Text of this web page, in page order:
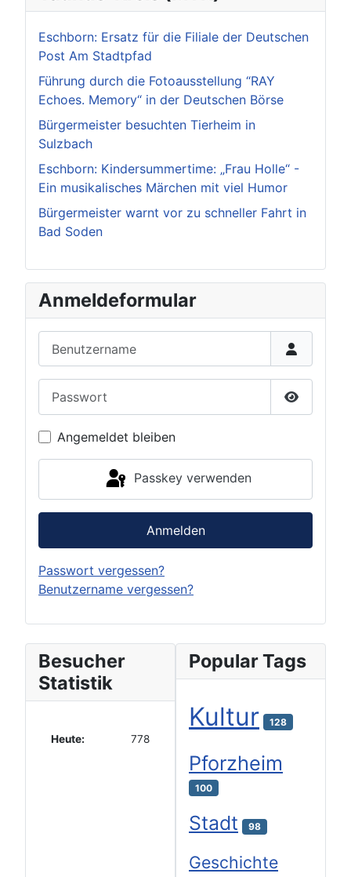
Eschborn: Ersatz für die Filiale der Deutschen
Post Am Stadtpfad
Führung durch die Fotoausstellung “RAY
Echoes. Memory“ in der Deutschen Börse
Bürgermeister besuchten Tierheim in
Sulzbach
Eschborn: Kindersummertime: „Frau Holle“ -
Ein musikalisches Märchen mit viel Humor
Bürgermeister warnt vor zu schneller Fahrt in
Bad Soden
Anmeldeformular
Passwort
Angemeldet bleiben
Passkey verwenden
Anmelden
Passwort vergessen?
Benutzername vergessen?
Besucher
Statistik
Heute: 778
Popular Tags
Kultur 128
Pforzheim
100
Stadt 98
Geschichte